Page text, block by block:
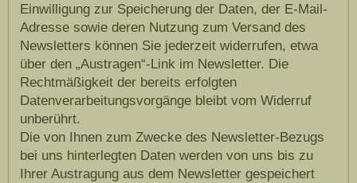
Einwilligung zur Speicherung der Daten, der E-Mail-
Adresse sowie deren Nutzung zum Versand des
Newsletters können Sie jederzeit widerrufen, etwa
über den „Austragen“-Link im Newsletter. Die
Rechtmäßigkeit der bereits erfolgten
Datenverarbeitungsvorgänge bleibt vom Widerruf
unberührt.
Die von Ihnen zum Zwecke des Newsletter-Bezugs
bei uns hinterlegten Daten werden von uns bis zu
Ihrer Austragung aus dem Newsletter gespeichert